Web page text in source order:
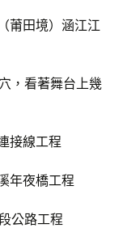
莆田境）涵江江
，看著舞台上幾
接線工程
年夜橋工程
公路工程